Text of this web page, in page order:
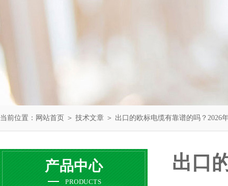
当前位置： 网站首页 ＞ 技术文章 ＞ 出口的欧标电缆有靠谱的吗？2026
产品中心
PRODUCTS
出口